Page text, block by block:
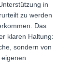
in
zu werden
Das
klaren Haltung:
sondern von